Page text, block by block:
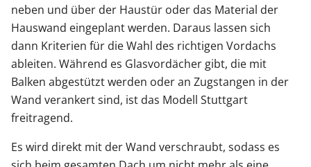
neben und über der Haustür oder das Material der
Hauswand eingeplant werden. Daraus lassen sich
dann Kriterien für die Wahl des richtigen Vordachs
ableiten. Während es Glasvordächer gibt, die mit
Balken abgestützt werden oder an Zugstangen in der
Wand verankert sind, ist das Modell Stuttgart
freitragend.
Es wird direkt mit der Wand verschraubt, sodass es